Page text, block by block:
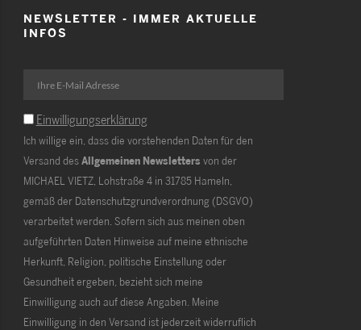
NEWSLETTER - IMMER AKTUELLE
INFOS
Einwilligungserklärung
Ich willige ein, dass die vorstehenden Daten für den
Versand desAllgemeinen Newsletters von der
MICHAEL VIETZ, Lohstraße 4 in 31785 Hameln,
gemäß der Datenschutzgrundverordnung (DSGVO)
verarbeitet werden. Sofern sich aus meinen oben
aufgeführten Daten Hinweise auf meine ethnische
Herkunft, Religion, politische Einstellung oder
Gesundheit ergeben, bezieht sich meine
Einwilligung auch auf diese Angaben. Meine
Einwilligung in den Versand ist jederzeit widerruflich